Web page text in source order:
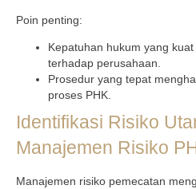
Poin penting:
Kepatuhan hukum yang
terhadap perusahaan.
Prosedur yang tepat
proses PHK.
Identifikasi Risiko
Manajemen Risiko
Manajemen risiko pemecatan